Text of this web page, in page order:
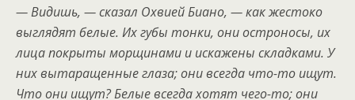
— Видишь, — сказал Охвией Биано, — как жестоко
выглядят белые. Их губы тонки, они остроносы, их
лица покрыты морщинами и искажены складками. У
них вытаращенные глаза; они всегда что-то ищут.
Что они ищут? Белые всегда хотят чего-то; они